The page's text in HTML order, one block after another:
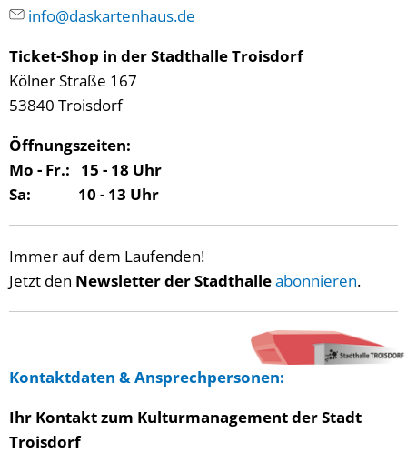
info@daskartenhaus.de
Ticket-Shop in der Stadthalle Troisdorf
Kölner Straße 167
53840 Troisdorf
Öffnungszeiten:
Mo - Fr.: 15 - 18 Uhr
Sa: 10 - 13 Uhr
Immer auf dem Laufenden!
Jetzt den Newsletter der Stadthalleabonnieren.
Kontaktdaten &Ansprechpersonen:
Ihr Kontakt zum Kulturmanagement der Stadt
Troisdorf